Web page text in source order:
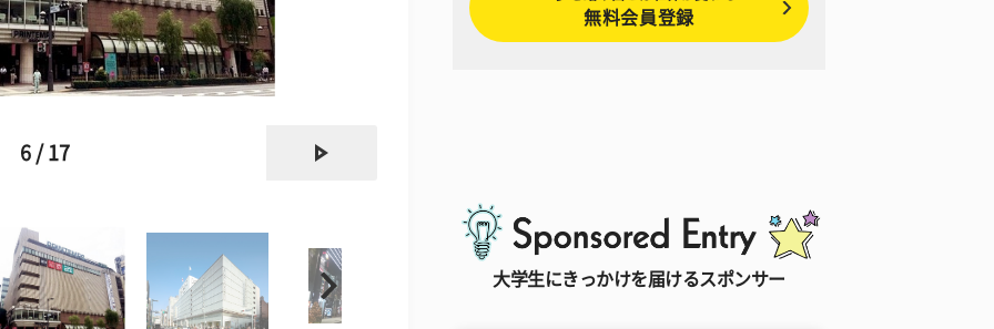
6 / 17
無料会員登録
大学生にきっかけを届けるスポンサー